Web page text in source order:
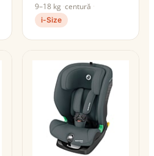
9–18 kg centură
i-Size